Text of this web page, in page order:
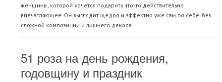
женщины, которой хочется подарить что-то действительно
впечатляющее. Он выглядит щедро и эффектно уже сам по себе, без
сложной композиции и лишнего декора.
51 роза на день рождения,
годовщину и праздник